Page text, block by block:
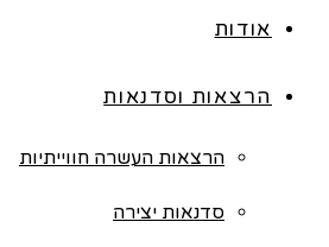
אודות
הרצאות וסדנאות
הרצאות העשרה חווייתיות
סדנאות יצירה